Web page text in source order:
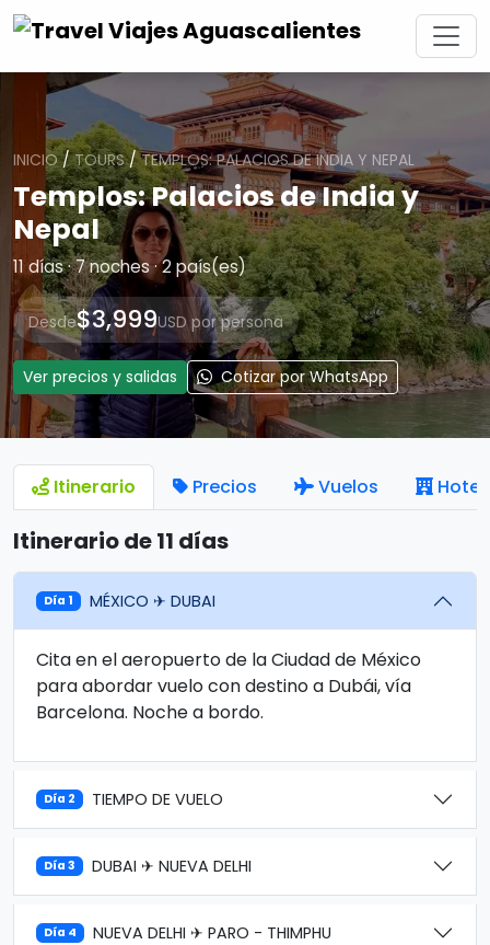
INICIO/TOURS/TEMPLOS: PALACIOS DE INDIA Y NEPAL
Templos: Palacios de India y
Nepal
11 días · 7 noches · 2 país(es)
Desde$3,999USD por persona
Ver precios y salidas Cotizar por WhatsApp
Itinerario Precios Vuelos
Itinerario de 11 días
Día 1 MÉXICO ✈ DUBAI
Cita en el aeropuerto de la Ciudad de México
para abordar vuelo con destino a Dubái, vía
Barcelona. Noche a bordo.
Día 2 TIEMPO DE VUELO
Día 3 DUBAI ✈ NUEVA DELHI
Día 4 NUEVA DELHI ✈ PARO - THIMPHU